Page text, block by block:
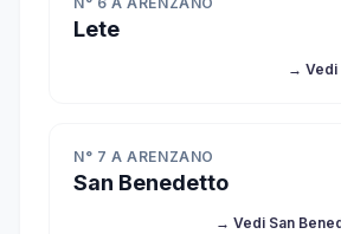
Lete
→ Vedi
N° 7 A ARENZANO
San Benedetto
→ Vedi San